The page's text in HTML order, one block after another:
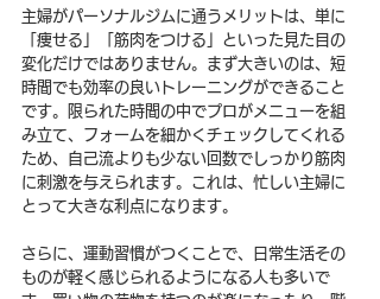
主婦がパーソナルジムに通うメリットは、単に
「痩せる」「筋肉をつける」といった見た目の
変化だけではありません。まず大きいのは、短
時間でも効率の良いトレーニングができること
です。限られた時間の中でプロがメニューを組
み立て、フォームを細かくチェックしてくれる
ため、自己流よりも少ない回数でしっかり筋肉
に刺激を与えられます。これは、忙しい主婦に
とって大きな利点になります。
さらに、運動習慣がつくことで、日常生活その
ものが軽く感じられるようになる人も多いで